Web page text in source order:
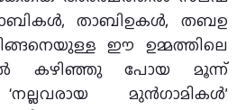
താബിഉകൾ, തബഉ
ഈ ഉമ്മത്തിലെ
കഴിഞ്ഞു പോയ മൂന്ന്‌
മുൻഗാമികൾ’